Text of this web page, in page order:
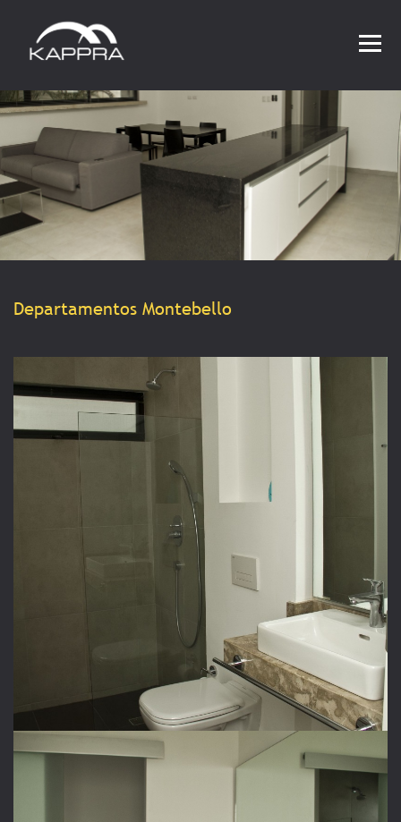
CONTACTO
Departamentos Montebello